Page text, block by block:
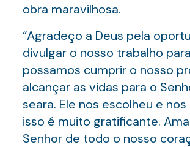
obra maravilhosa.
“Agradeço a Deus pela
divulgar o nosso trabalho
possamos cumprir o nosso
alcançar as vidas para o
seara. Ele nos escolheu e
isso é muito gratificante.
Senhor de todo o nosso